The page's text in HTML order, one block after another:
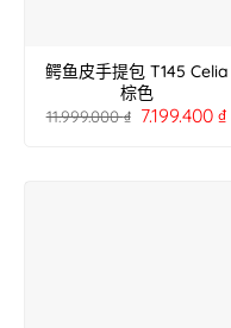
鳄鱼皮手提包 T145 Celia
棕色
11.999.000₫ 7.199.400₫